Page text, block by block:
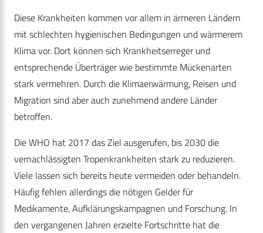
Diese Krankheiten kommen vor allem in ärmeren Ländern
mit schlechten hygienischen Bedingungen und wärmerem
Klima vor. Dort können sich Krankheitserreger und
entsprechende Überträger wie bestimmte Mückenarten
stark vermehren. Durch die Klimaerwärmung, Reisen und
Migration sind aber auch zunehmend andere Länder
betroffen.
Die WHO hat 2017 das Ziel ausgerufen, bis 2030 die
vernachlässigten Tropenkrankheiten stark zu reduzieren.
Viele lassen sich bereits heute vermeiden oder behandeln.
Häufig fehlen allerdings die nötigen Gelder für
Medikamente, Aufklärungskampagnen und Forschung. In
den vergangenen Jahren erzielte Fortschritte hat die